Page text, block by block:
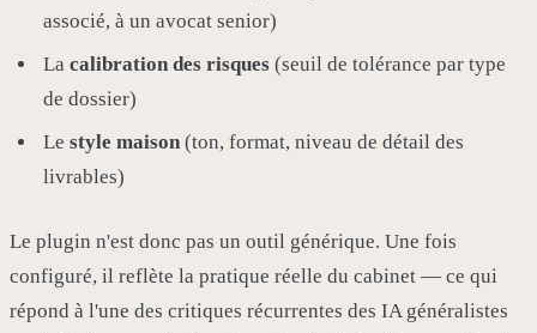
associé, à un avocat senior)
La calibration des risques (seuil de tolérance par type
de dossier)
Le style maison (ton, format, niveau de détail des
livrables)
Le plugin n'est donc pas un outil générique. Une fois
configuré, il reflète la pratique réelle du cabinet — ce qui
répond à l'une des critiques récurrentes des IA généralistes